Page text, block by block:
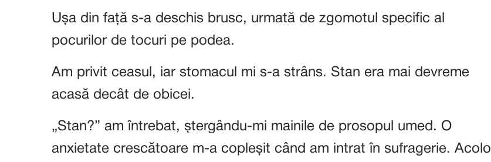
Ușa din față s-a deschis brusc, urmată de zgomotul specific al
pocurilor de tocuri pe podea.
Am privit ceasul, iar stomacul mi s-a strâns. Stan era mai devreme
acasă decât de obicei.
„Stan?” am întrebat, ștergându-mi mainile de prosopul umed. O
anxietate crescătoare m-a copleșit când am intrat în sufragerie. Acolo